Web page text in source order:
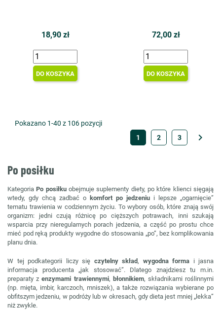
18,90 zł
DO KOSZYKA
72,00 zł
DO KOSZYKA
Pokazano 1-40 z 106 pozycji
1
2 3 
Po posiłku
KategoriaPo posiłkuobejmuje suplementy diety, po które klienci sięgają
wtedy, gdy chcą zadbać o komfort po jedzeniu i lepsze „ogarnięcie”
tematu trawienia w codziennym życiu. To wybory osób, które znają swój
organizm: jedni czują różnicę po cięższych potrawach, inni szukają
wsparcia przy nieregularnych porach jedzenia, a część po prostu chce
mieć pod ręką produkty wygodne do stosowania „po”, bez komplikowania
planu dnia.
W tej podkategorii liczy się czytelny skład, wygodna forma i jasna
informacja producenta „jak stosować”. Dlatego znajdziesz tu m.in.
preparaty zenzymami trawiennymi, błonnikiem, składnikami roślinnymi
(np. mięta, imbir, karczoch, mniszek), a także rozwiązania wybierane po
obfitszym jedzeniu, w podróży lub w okresach, gdy dieta jest mniej „lekka”
niż zwykle.